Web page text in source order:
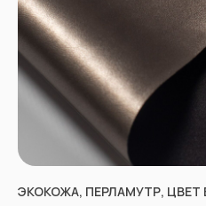
ЭКОКОЖА, ПЕРЛАМУТР,